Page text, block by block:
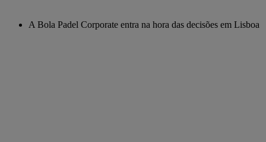
A Bola Padel Corporate entra na hora das decisões em Lisboa